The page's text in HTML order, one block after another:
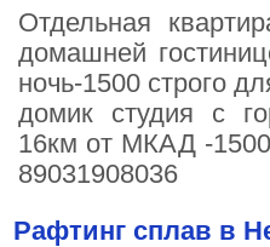
Отдельная
домашней
ночь-1500 строго
домик студия с
16км от МКАД -
89031908036
Рафтинг сплав в